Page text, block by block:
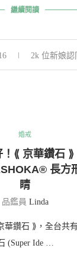
繼續閱讀
2k 位新娘認
婚戒
⟪ 京華鑽石
長方
睛
品鑑員 Linda
鑽石 ⟫，全台共
(Super Ide …